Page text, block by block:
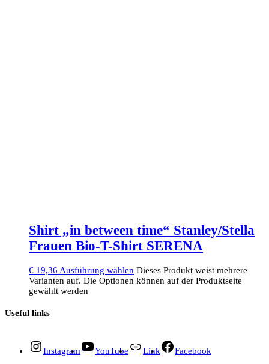
Shirt „in between time“ Stanley/Stella
Frauen Bio-T-Shirt SERENA
€ 19,36 Ausführung wählen Dieses Produkt weist mehrere
Varianten auf. Die Optionen können auf der Produktseite
gewählt werden
Useful links
Instagram YouTube Link
Facebook